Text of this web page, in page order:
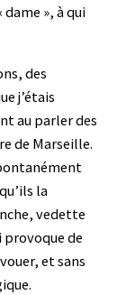
», à qui
des
j’étais
au parler des
de Marseille.
la
vedette
de
et sans